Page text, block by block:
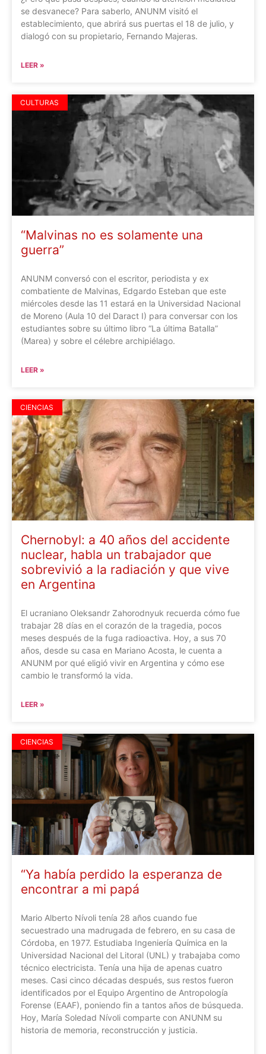
se desvanece? Para saberlo, ANUNM visitó el
establecimiento, que abrirá sus puertas el 18 de julio, y
dialogó con su propietario, Fernando Majeras.
LEER »
CULTURAS
“Malvinas no es solamente una
guerra”
ANUNM conversó con el escritor, periodista y ex
combatiente de Malvinas, Edgardo Esteban que este
miércoles desde las 11 estará en la Universidad Nacional
de Moreno (Aula 10 del Daract I) para conversar con los
estudiantes sobre su último libro “La última Batalla”
(Marea) y sobre el célebre archipiélago.
LEER »
CIENCIAS
Chernobyl: a 40 años del accidente
nuclear, habla un trabajador que
sobrevivió a la radiación y que vive
en Argentina
El ucraniano Oleksandr Zahorodnyuk recuerda cómo fue
trabajar 28 días en el corazón de la tragedia, pocos
meses después de la fuga radioactiva. Hoy, a sus 70
años, desde su casa en Mariano Acosta, le cuenta a
ANUNM por qué eligió vivir en Argentina y cómo ese
cambio le transformó la vida.
LEER »
CIENCIAS
“Ya había perdido la esperanza de
encontrar a mi papá
Mario Alberto Nívoli tenía 28 años cuando fue
secuestrado una madrugada de febrero, en su casa de
Córdoba, en 1977. Estudiaba Ingeniería Química en la
Universidad Nacional del Litoral (UNL) y trabajaba como
técnico electricista. Tenía una hija de apenas cuatro
meses. Casi cinco décadas después, sus restos fueron
identificados por el Equipo Argentino de Antropología
Forense (EAAF), poniendo fin a tantos años de búsqueda.
Hoy, María Soledad Nívoli comparte con ANUNM su
historia de memoria, reconstrucción y justicia.